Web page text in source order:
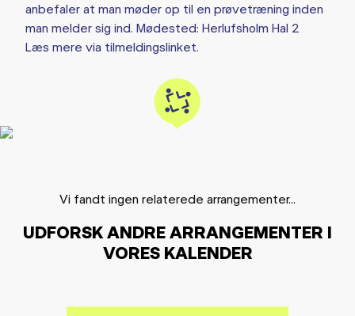
anbefaler at man møder op til en prøvetræning inden
man melder sig ind. Mødested: Herlufsholm Hal 2
Læs mere via tilmeldingslinket.
Vi fandt ingen relaterede arrangementer...
UDFORSK ANDRE ARRANGEMENTER I
VORES KALENDER